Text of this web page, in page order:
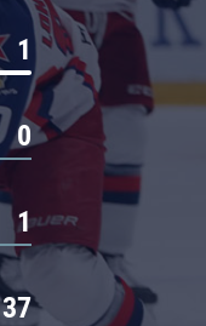
1
0
1
37